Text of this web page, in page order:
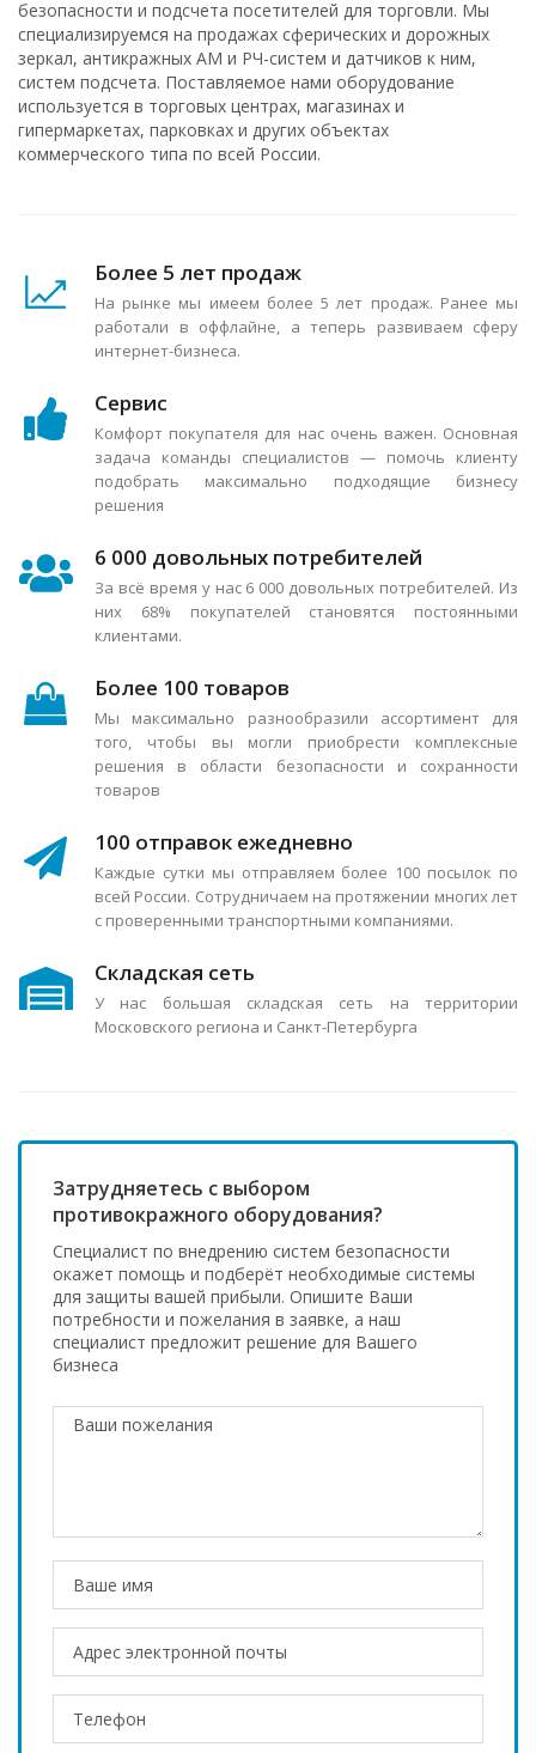
безопасности и подсчета посетителей для торговли. Мы
специализируемся на продажах сферических и дорожных
зеркал, антикражных АМ и РЧ-систем и датчиков к ним,
систем подсчета. Поставляемое нами оборудование
используется в торговых центрах, магазинах и
гипермаркетах, парковках и других объектах
коммерческого типа по всей России.
Более 5 лет продаж
На рынке мы имеем более 5 лет продаж. Ранее мы
работали в оффлайне, а теперь развиваем сферу
интернет-бизнеса.
Сервис
Комфорт покупателя для нас очень важен. Основная
задача команды специалистов — помочь клиенту
подобрать максимально подходящие бизнесу
решения
6 000 довольных потребителей
За всё время у нас 6 000 довольных потребителей. Из
них 68% покупателей становятся постоянными
клиентами.
Более 100 товаров
Мы максимально разнообразили ассортимент для
того, чтобы вы могли приобрести комплексные
решения в области безопасности и сохранности
товаров
100 отправок ежедневно
Каждые сутки мы отправляем более 100 посылок по
всей России. Сотрудничаем на протяжении многих лет
с проверенными транспортными компаниями.
Складская сеть
У нас большая складская сеть на территории
Московского региона и Санкт-Петербурга
Затрудняетесь с выбором
противокражного оборудования?
Специалист по внедрению систем безопасности
окажет помощь и подберёт необходимые системы
для защиты вашей прибыли. Опишите Ваши
потребности и пожелания в заявке, а наш
специалист предложит решение для Вашего
бизнеса